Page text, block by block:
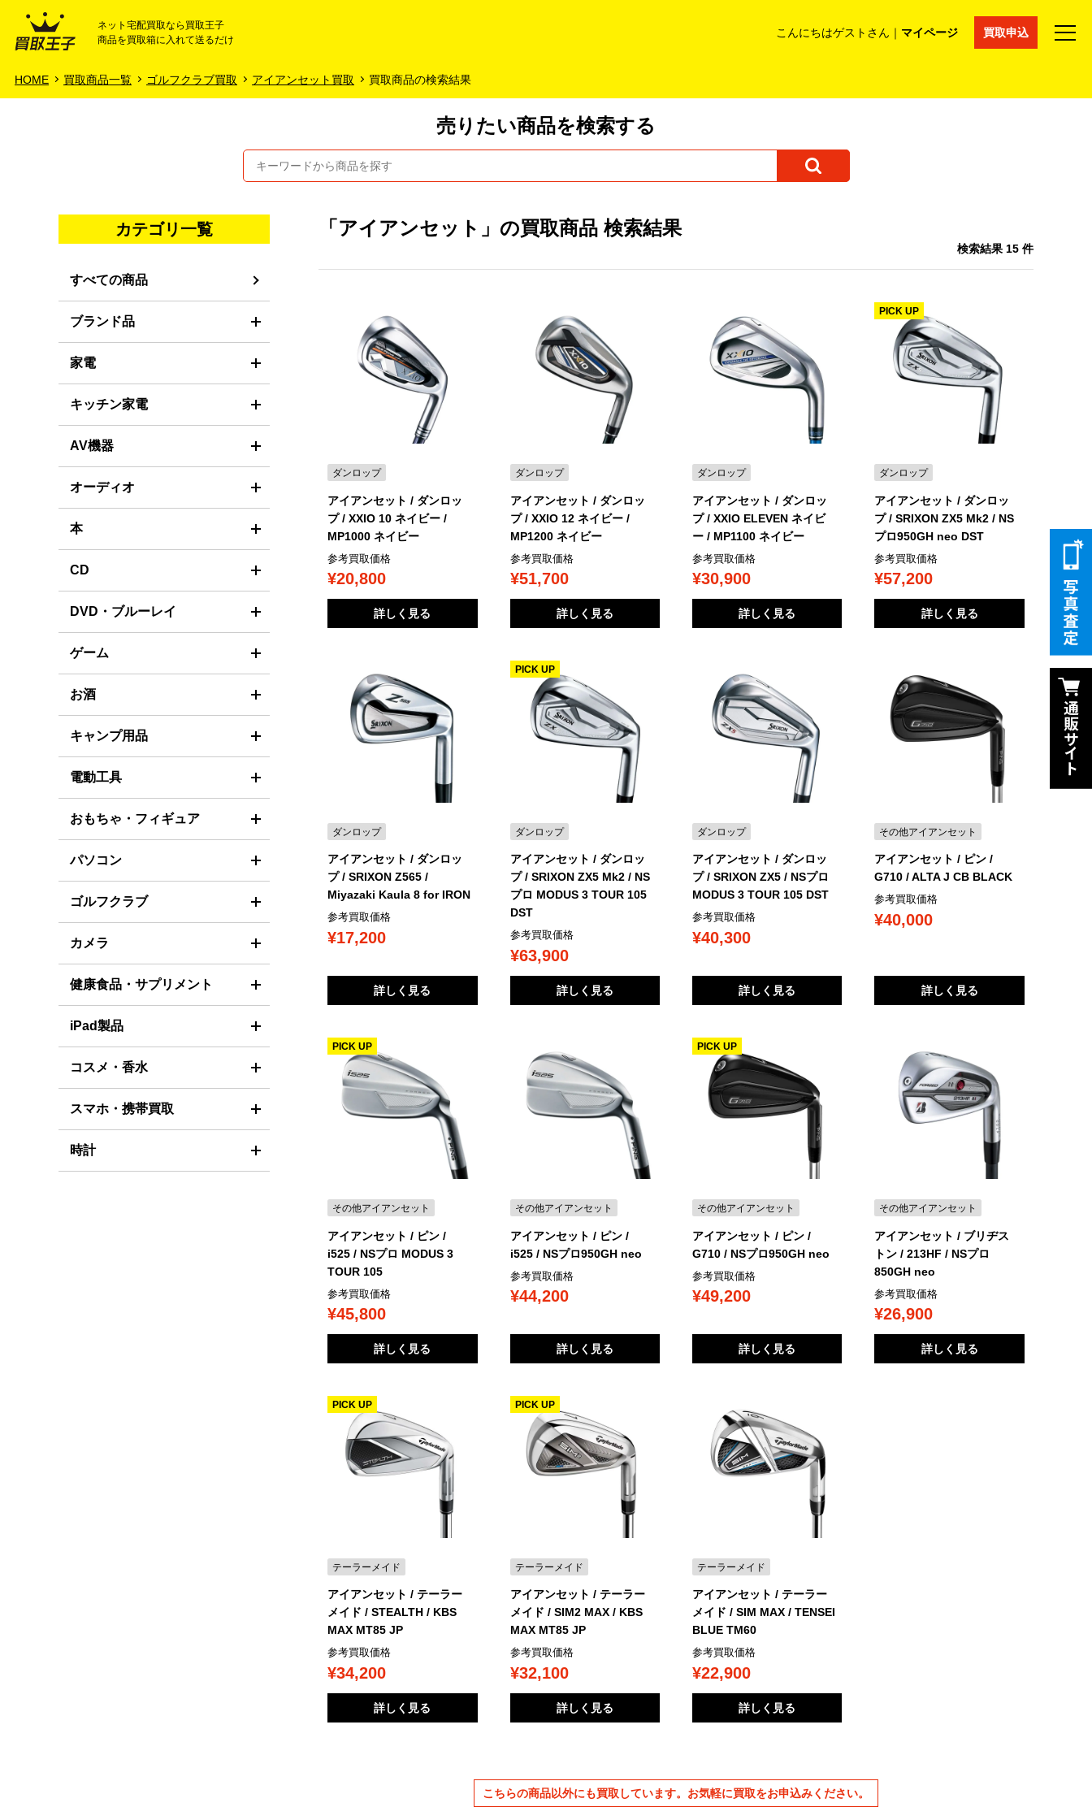
こんにちはゲストさん｜ マイページ 買取申込
HOME コラム マイページ 採用情報 通販サイト
ネット宅配買取なら買取王子
商品を買取箱に入れて送るだけ
HOME 買取商品一覧 ゴルフクラブ買取 アイアンセット買取 買取商品の検索結果
売りたい商品を検索する
カテゴリ一覧
すべての商品
ブランド品
家電
キッチン家電
AV機器
オーディオ
本
CD
DVD・ブルーレイ
ゲーム
お酒
キャンプ用品
電動工具
おもちゃ・フィギュア
パソコン
ゴルフクラブ
カメラ
健康食品・サプリメント
iPad製品
コスメ・香水
スマホ・携帯買取
時計
「アイアンセット」の買取商品 検索結果
検索結果 15 件
ダンロップ
アイアンセット / ダンロッ
プ / XXIO 10 ネイビー /
MP1000 ネイビー
参考買取価格
¥20,800
詳しく見る
ダンロップ
アイアンセット / ダンロッ
プ / XXIO 12 ネイビー /
MP1200 ネイビー
参考買取価格
¥51,700
詳しく見る
ダンロップ
アイアンセット / ダンロッ
プ / XXIO ELEVEN ネイビ
ー / MP1100 ネイビー
参考買取価格
¥30,900
詳しく見る
ダンロップ
PICK UP
アイアンセット / ダンロッ
プ / SRIXON ZX5 Mk2 / NS
プロ950GH neo DST
参考買取価格
¥57,200
詳しく見る
ダンロップ
アイアンセット / ダンロッ
プ / SRIXON Z565 /
Miyazaki Kaula 8 for IRON
参考買取価格
¥17,200
詳しく見る
ダンロップ
PICK UP
アイアンセット / ダンロッ
プ / SRIXON ZX5 Mk2 / NS
プロ MODUS 3 TOUR 105
DST
参考買取価格
¥63,900
詳しく見る
ダンロップ
アイアンセット / ダンロッ
プ / SRIXON ZX5 / NSプロ
MODUS 3 TOUR 105 DST
参考買取価格
¥40,300
詳しく見る
その他アイアンセット
アイアンセット / ピン /
G710 / ALTA J CB BLACK
参考買取価格
¥40,000
詳しく見る
その他アイアンセット
PICK UP
アイアンセット / ピン /
i525 / NSプロ MODUS 3
TOUR 105
参考買取価格
¥45,800
詳しく見る
その他アイアンセット
アイアンセット / ピン /
i525 / NSプロ950GH neo
参考買取価格
¥44,200
詳しく見る
その他アイアンセット
PICK UP
アイアンセット / ピン /
G710 / NSプロ950GH neo
参考買取価格
¥49,200
詳しく見る
その他アイアンセット
アイアンセット / ブリヂス
トン / 213HF / NSプロ
850GH neo
参考買取価格
¥26,900
詳しく見る
テーラーメイド
PICK UP
アイアンセット / テーラー
メイド / STEALTH / KBS
MAX MT85 JP
参考買取価格
¥34,200
詳しく見る
テーラーメイド
PICK UP
アイアンセット / テーラー
メイド / SIM2 MAX / KBS
MAX MT85 JP
参考買取価格
¥32,100
詳しく見る
テーラーメイド
アイアンセット / テーラー
メイド / SIM MAX / TENSEI
BLUE TM60
参考買取価格
¥22,900
詳しく見る
こちらの商品以外にも買取しています。 お気軽に買取をお申込みください。